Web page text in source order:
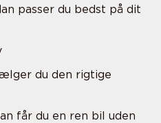
passer du bedst på dit
du den rigtige
får du en ren bil uden